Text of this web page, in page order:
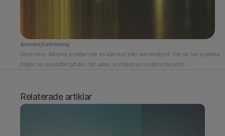
Ansvarsfriskrivning:
Observera: Miramis ersätter inte en advokat eller advokatbyrå. Om du har juridiska
frågor om innehållet på den här sidan, kontakta en kvalificerad jurist.
Relaterade artiklar